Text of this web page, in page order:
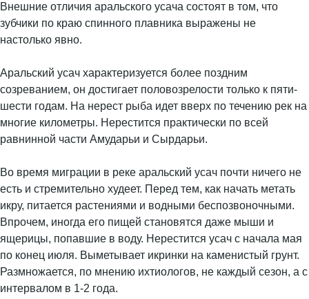
Внешние отличия аральского усача состоят в том, что
зубчики по краю спинного плавника выражены не
настолько явно.
Аральский усач характеризуется более поздним
созреванием, он достигает половозрелости только к пяти-
шести годам. На нерест рыба идет вверх по течению рек на
многие километры. Нерестится практически по всей
равнинной части Амударьи и Сырдарьи.
Во время миграции в реке аральский усач почти ничего не
есть и стремительно худеет. Перед тем, как начать метать
икру, питается растениями и водными беспозвоночными.
Впрочем, иногда его пищей становятся даже мыши и
ящерицы, попавшие в воду. Нерестится усач с начала мая
по конец июля. Выметывает икринки на каменистый грунт.
Размножается, по мнению ихтиологов, не каждый сезон, а с
интервалом в 1-2 года.